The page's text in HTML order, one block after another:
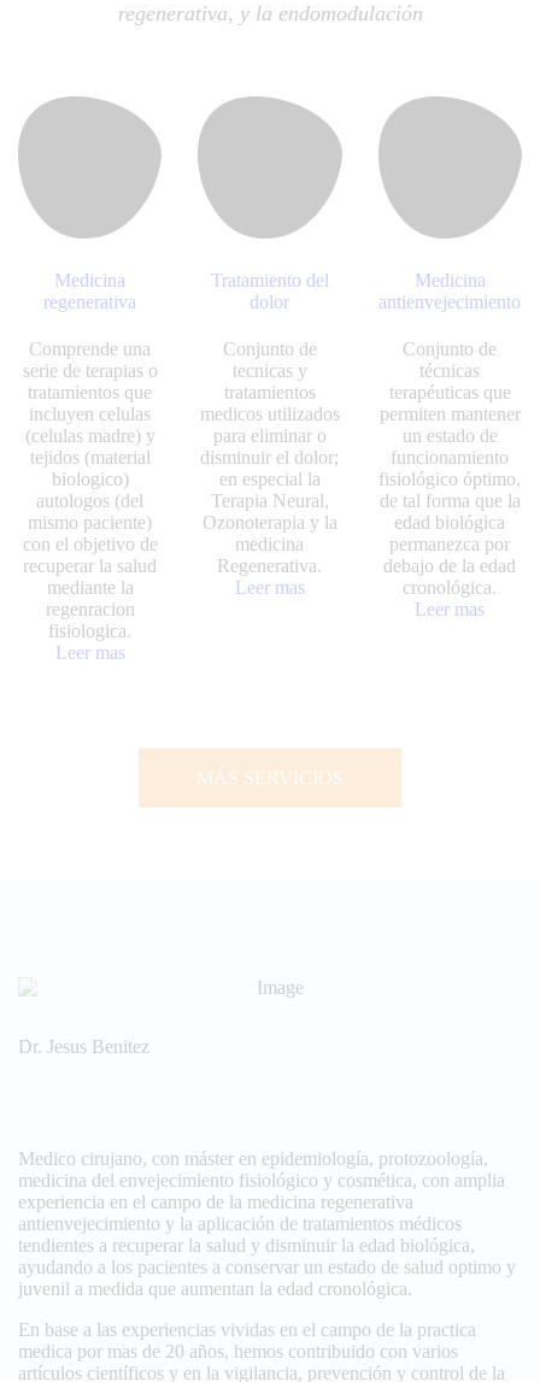
regenerativa, y la endomodulación
Medicina
regenerativa
Comprende una
serie de terapias o
tratamientos que
incluyen celulas
(celulas madre) y
tejidos (material
biologico)
autologos (del
mismo paciente)
con el objetivo de
recuperar la salud
mediante la
regenracion
fisiologica.
Leer mas
Tratamiento del
dolor
Conjunto de
tecnicas y
tratamientos
medicos utilizados
para eliminar o
disminuir el dolor;
en especial la
Terapia Neural,
Ozonoterapia y la
medicina
Regenerativa.
Leer mas
Medicina
antienvejecimiento
Conjunto de
técnicas
terapéuticas que
permiten mantener
un estado de
funcionamiento
fisiológico óptimo,
de tal forma que la
edad biológica
permanezca por
debajo de la edad
cronológica.
Leer mas
MÁS SERVICIOS
Dr. Jesus Benitez
Medico cirujano, con máster en epidemiología, protozoología,
medicina del envejecimiento fisiológico y cosmética, con amplia
experiencia en el campo de la medicina regenerativa
antienvejecimiento y la aplicación de tratamientos médicos
tendientes a recuperar la salud y disminuir la edad biológica,
ayudando a los pacientes a conservar un estado de salud optimo y
juvenil a medida que aumentan la edad cronológica.
En base a las experiencias vividas en el campo de la practica
medica por mas de 20 años, hemos contribuido con varios
artículos científicos y en la vigilancia, prevención y control de la